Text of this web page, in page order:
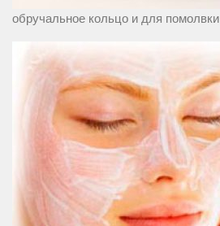
обручальное кольцо и для помолвки